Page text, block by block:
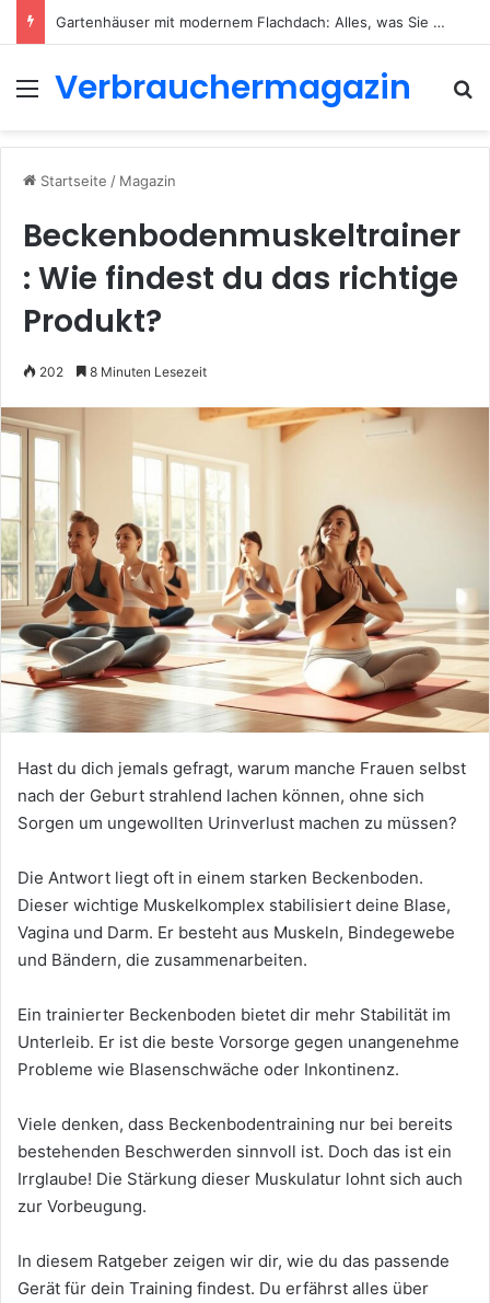
Gartenhäuser mit modernem Flachdach: Alles, was Sie 2026 wissen müssen
Menü
Verbrauchermagazin
Startseite / Magazin
Beckenbodenmuskeltrainer
: Wie findest du das richtige
Produkt?
202 8 Minuten Lesezeit
Hast du dich jemals gefragt, warum manche Frauen selbst
nach der Geburt strahlend lachen können, ohne sich
Sorgen um ungewollten Urinverlust machen zu müssen?
Die Antwort liegt oft in einem starken Beckenboden.
Dieser wichtige Muskelkomplex stabilisiert deine Blase,
Vagina und Darm. Er besteht aus Muskeln, Bindegewebe
und Bändern, die zusammenarbeiten.
Ein trainierter Beckenboden bietet dir mehr Stabilität im
Unterleib. Er ist die beste Vorsorge gegen unangenehme
Probleme wie Blasenschwäche oder Inkontinenz.
Viele denken, dass Beckenbodentraining nur bei bereits
bestehenden Beschwerden sinnvoll ist. Doch das ist ein
Irrglaube! Die Stärkung dieser Muskulatur lohnt sich auch
zur Vorbeugung.
In diesem Ratgeber zeigen wir dir, wie du das passende
Gerät für dein Training findest. Du erfährst alles über